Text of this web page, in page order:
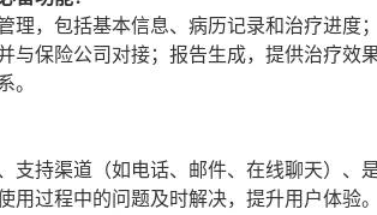
理，包括基本信息、病历记录和治疗进度
保险公司对接；报告生成，提供治疗效
。
持渠道（如电话、邮件、在线聊天）、
过程中的问题及时解决，提升用户体验。